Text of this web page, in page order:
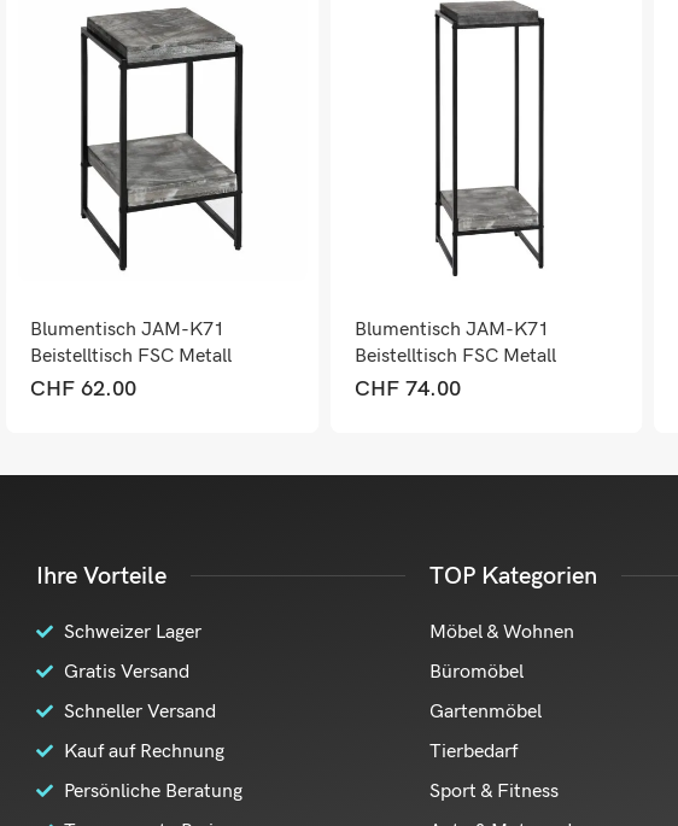
Blumentisch JAM-K71
Beistelltisch FSC Metall
dunkelgrau 61cm
CHF62.00
Blumentisch JAM-K71
Beistelltisch FSC Metall
dunkelgrau 101cm
CHF74.00
Ihre Vorteile
Schweizer Lager
Gratis Versand
Schneller Versand
Kauf auf Rechnung
Persönliche Beratung
TOP Kategorien
Möbel & Wohnen
Büromöbel
Gartenmöbel
Tierbedarf
Sport & Fitness